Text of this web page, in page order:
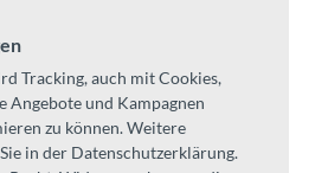
Tracking, auch mit Cookies,
Angebote und Kampagnen
zu können. Weitere
in der Datenschutzerklärung.